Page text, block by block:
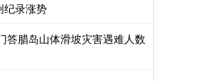
纪录涨势
答腊岛山体滑坡灾害遇难人数